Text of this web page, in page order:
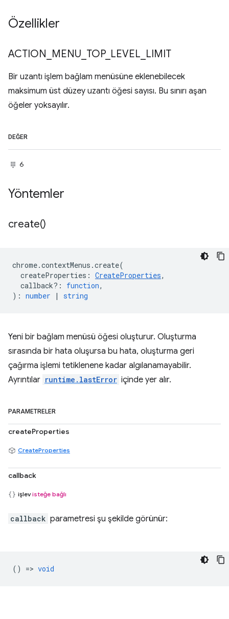
Özellikler
ACTION MENU TOP_ LEVEL LIMIT
Bir uzantı işlem bağlam menüsüne eklenebilecek
maksimum üst düzey uzantı öğesi sayısı. Bu sınırı aşan
öğeler yoksayılır.
DEĞER
6
Yöntemler
create()
chrome.contextMenus .create(
createProperties : CreateProperties,
callback? : function,
) : number | string
Yeni bir bağlam menüsü öğesi oluşturur. Oluşturma
sırasında bir hata oluşursa bu hata, oluşturma geri
çağırma işlemi tetiklenene kadar algılanamayabilir.
Ayrıntılar runtime.lastError içinde yer alır.
PARAMETRELER
createProperties
CreateProperties
callback
işlevisteğe bağlı
callback parametresi şu şekilde görünür:
() => void